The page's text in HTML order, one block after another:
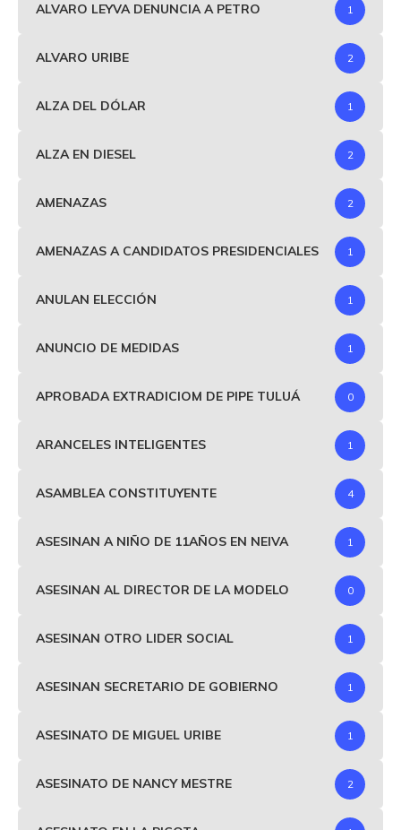
ALVARO LEYVA DENUNCIA A PETRO 1
ALVARO URIBE 2
ALZA DEL DÓLAR 1
ALZA EN DIESEL 2
AMENAZAS 2
AMENAZAS A CANDIDATOS PRESIDENCIALES 1
ANULAN ELECCIÓN 1
ANUNCIO DE MEDIDAS 1
APROBADA EXTRADICIOM DE PIPE TULUÁ 0
ARANCELES INTELIGENTES 1
ASAMBLEA CONSTITUYENTE 4
ASESINAN A NIÑO DE 11AÑOS EN NEIVA 1
ASESINAN AL DIRECTOR DE LA MODELO 0
ASESINAN OTRO LIDER SOCIAL 1
ASESINAN SECRETARIO DE GOBIERNO 1
ASESINATO DE MIGUEL URIBE 1
ASESINATO DE NANCY MESTRE 2